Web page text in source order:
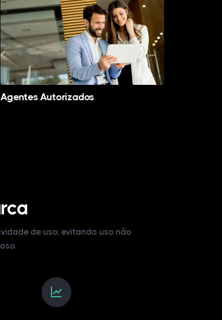
Agentes Autorizados
de uso, evitando uso não